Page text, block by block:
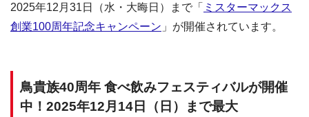
2025年12月31日（水・大晦日）まで「 ミスターマックス
創業100周年記念キャンペーン 」が開催されています。
鳥貴族40周年 食べ飲みフェスティバルが開催
中！2025年12月14日（日）まで最大